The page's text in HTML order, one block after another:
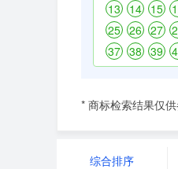
13 14 15
25 26 27
37 38 39
* 商标检索结果仅
综合排序